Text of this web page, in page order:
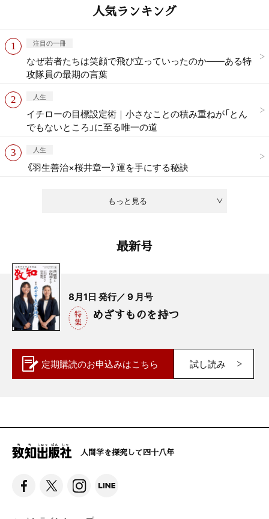
人気ランキング
もっと見る
注目の一冊
なぜ若者たちは笑顔で飛び立っていったのか——ある特
攻隊員の最期の言葉
人生
イチローの目標設定術｜小さなことの積み重ねが「とん
でもないところ」に至る唯一の道
人生
《羽生善治×桜井章一》運を手にする秘訣
最新号
8月1日 発行／ 9 月号
めざすものを持つ
定期購読のお申込みはこちら 試し読み
人間学を探究して四十八年